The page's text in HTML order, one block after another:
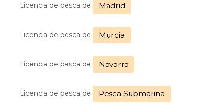
Licencia de pesca de Madrid
Licencia de pesca de Murcia
Licencia de pesca de Navarra
Licencia de pesca de Pesca Submarina